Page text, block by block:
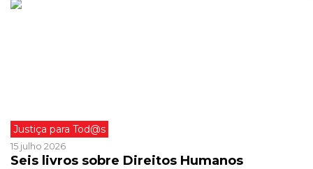
Justiça para Tod@s
15 julho 2026
Seis livros sobre Direitos Humanos